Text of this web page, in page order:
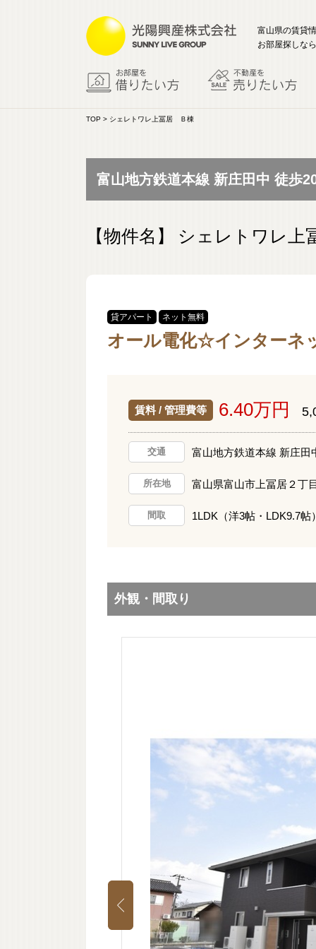
富山県の賃貸
お部屋探しな
TOP > シェレトワレ上冨居 Ｂ棟
富山地方鉄道本線 新庄田中 徒歩
【物件名】 シェレトワレ
貸アパート ネット無料
オール電化☆インターネ
賃料 / 管理費等 6.40万円
交通 富山地方鉄道本線 新庄田
所在地 富山県富山市上冨居２丁
間取 1LDK（洋3帖・LDK9.7帖
外観・間取り